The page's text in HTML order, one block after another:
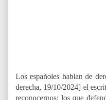
Los españoles hablan de
derecha, 19/10/2024] el
reconocernos: los que